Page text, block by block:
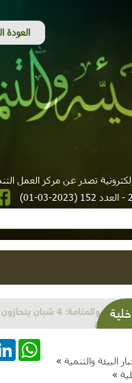
تصدر عن مركز العمل
عمّان والمنامة: 4
عضوية
البيئة والتنمية »
»